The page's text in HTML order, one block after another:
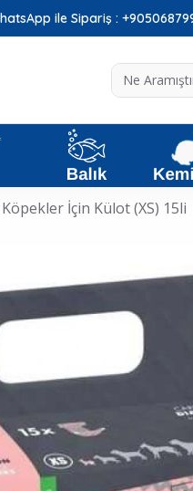
ile Sipariş :
İçin Külot (XS) 15li